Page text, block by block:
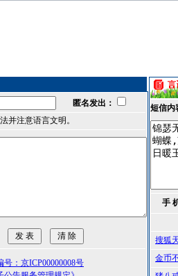
匿名发出：
并注意语言文明。
：京ICP00000008号
短信内
手
搜狐
金币